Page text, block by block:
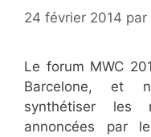
24 février 2014 par
Le forum MWC
Barcelone, et
synthétiser les
annoncées par